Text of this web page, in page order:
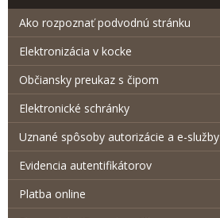
Ako rozpoznať podvodnú stránku
Elektronizácia v kocke
Občiansky preukaz s čipom
Elektronické schránky
Uznané spôsoby autorizácie a e-služby
Evidencia autentifikátorov
Platba online